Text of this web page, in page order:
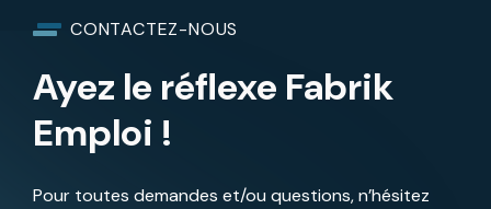
CONTACTEZ-NOUS
Ayez le réflexe Fabrik
Emploi !
Pour toutes demandes et/ou questions, n’hésitez